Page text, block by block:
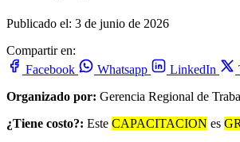
Publicado el: 3 de junio de 2026
Compartir en:
Facebook
Whatsapp LinkedIn
Organizado por: Gerencia Regional de
¿Tiene costo?: Este CAPACITACION es